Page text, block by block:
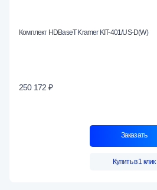
Комплект HDBaseT Kramer KIT-401/US-D(W)
250 172 ₽
Заказать
Купить в 1 клик